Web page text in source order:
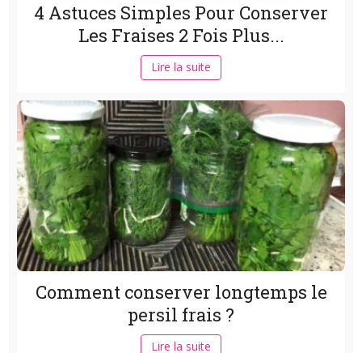
4 Astuces Simples Pour Conserver
Les Fraises 2 Fois Plus...
Lire la suite
Comment conserver longtemps le
persil frais ?
Lire la suite